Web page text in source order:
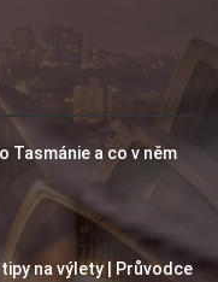
Tasmánie a co v něm
na výlety | Průvodce